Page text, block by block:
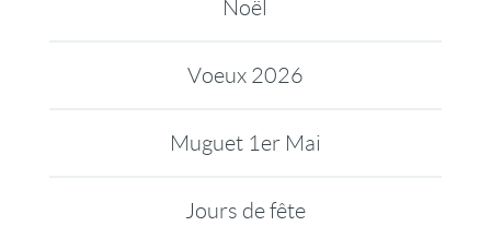
Noël
Voeux 2026
Muguet 1er Mai
Jours de fête